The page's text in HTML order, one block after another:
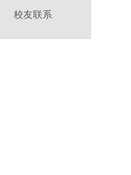
校友联系